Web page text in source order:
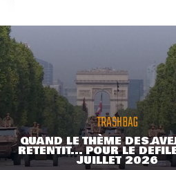
TRASHBAG
QUAND LE THÈME DES
RETENTIT... POUR LE
JUILLET 2026